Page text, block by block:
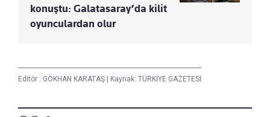
konuştu: Galatasaray’da kilit
oyunculardan olur
Editör : GÖKHAN KARATAŞ | Kaynak: TÜRKİYE GAZETESİ